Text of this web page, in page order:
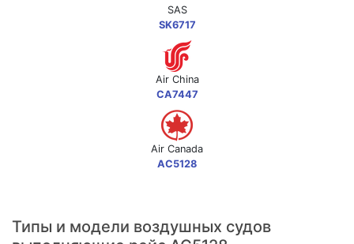
SAS
SK6717
Air China
CA7447
Air Canada
AC5128
Типы и модели воздушных судов